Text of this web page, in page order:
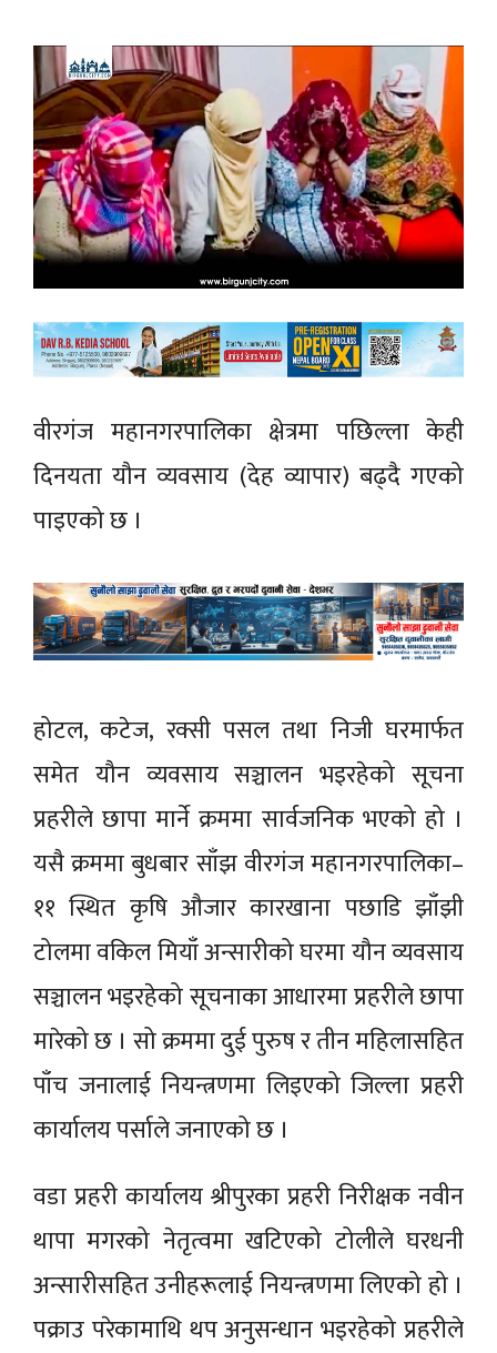
वीरगंज महानगरपालिका क्षेत्रमा पछिल्ला केही
दिनयता यौन व्यवसाय (देह व्यापार) बढ्दै गएको
पाइएको छ ।
होटल, कटेज, रक्सी पसल तथा निजी घरमार्फत
समेत यौन व्यवसाय सञ्चालन भइरहेको सूचना
प्रहरीले छापा मार्ने क्रममा सार्वजनिक भएको हो ।
यसै क्रममा बुधबार साँझ वीरगंज महानगरपालिका–
११ स्थित कृषि औजार कारखाना पछाडि झाँझी
टोलमा वकिल मियाँ अन्सारीको घरमा यौन व्यवसाय
सञ्चालन भइरहेको सूचनाका आधारमा प्रहरीले छापा
मारेको छ । सो क्रममा दुई पुरुष र तीन महिलासहित
पाँच जनालाई नियन्त्रणमा लिइएको जिल्ला प्रहरी
कार्यालय पर्साले जनाएको छ ।
वडा प्रहरी कार्यालय श्रीपुरका प्रहरी निरीक्षक नवीन
थापा मगरको नेतृत्वमा खटिएको टोलीले घरधनी
अन्सारीसहित उनीहरूलाई नियन्त्रणमा लिएको हो ।
पक्राउ परेकामाथि थप अनुसन्धान भइरहेको प्रहरीले